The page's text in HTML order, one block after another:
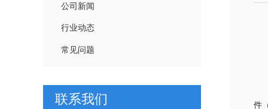
件
公司新闻
行业动态
常见问题
联系我们